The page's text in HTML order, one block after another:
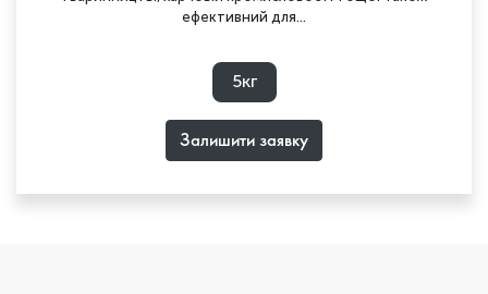
ефективний для...
5кг
Залишити заявку